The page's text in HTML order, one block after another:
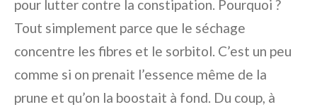
pour lutter contre la constipation. Pourquoi ?
Tout simplement parce que le séchage
concentre les fibres et le sorbitol. C’est un peu
comme si on prenait l’essence même de la
prune et qu’on la boostait à fond. Du coup, à